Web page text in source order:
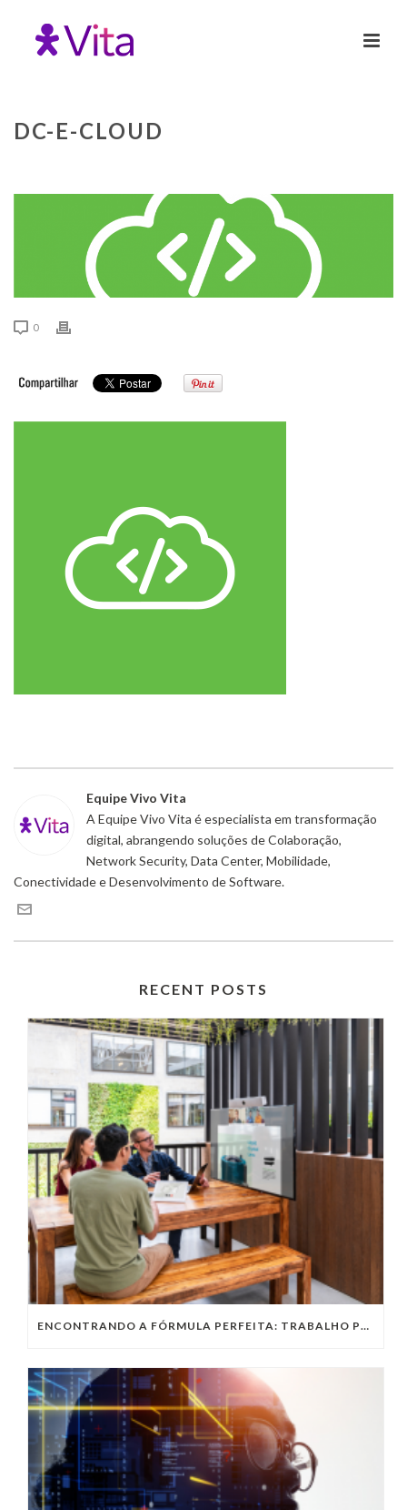
DC-E-CLOUD
0
Equipe Vivo Vita
A Equipe Vivo Vita é especialista em transformação
digital, abrangendo soluções de Colaboração,
Network Security, Data Center, Mobilidade,
Conectividade e Desenvolvimento de Software.
RECENT POSTS
ENCONTRANDO A FÓRMULA PERFEITA: TRABALHO PRESENCIAL, HOME OFFICE OU TRABALHO HÍBRIDO?